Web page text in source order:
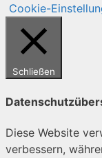
Cookie-
Schließen
Diese Website
verbessern,